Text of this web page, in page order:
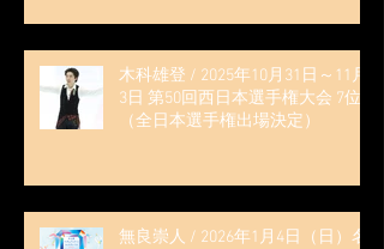
木科雄登 / 2025年10月31日～11月
3日 第50回西日本選手権大会 7位
（全日本選手権出場決定）
無良崇人 / 2026年1月4日（日）名